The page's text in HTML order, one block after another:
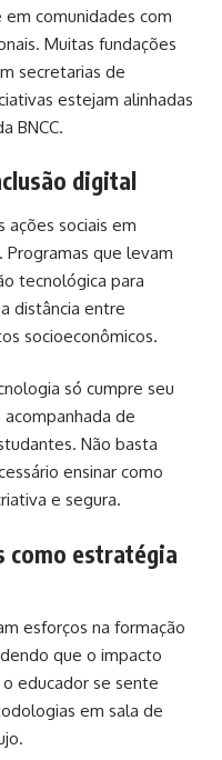
comunidades com
Muitas fundações
secretarias de
estejam alinhadas
BNCC.
digital
ações sociais em
Programas que levam
tecnológica para
distância entre
socioeconômicos.
só cumpre seu
de
Não basta
ensinar como
e segura.
como estratégia
esforços na formação
que o impacto
educador se sente
em sala de